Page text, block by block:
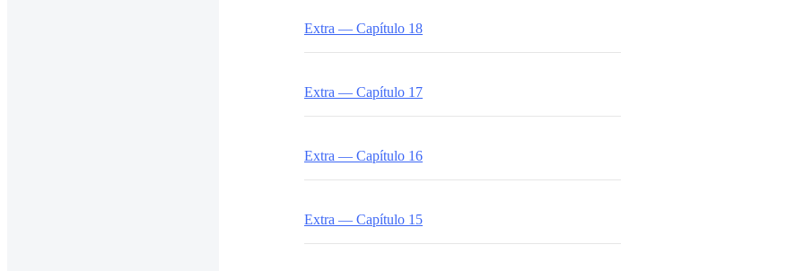
Extra — Capítulo 18
Extra — Capítulo 17
Extra — Capítulo 16
Extra — Capítulo 15